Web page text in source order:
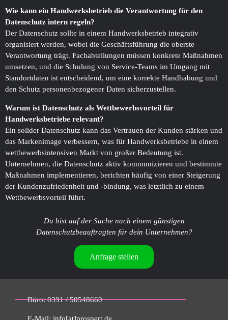
Wie kann ein Handwerksbetrieb die Verantwortung für den
Datenschutz intern regeln?
Der Datenschutz sollte in einem Handwerksbetrieb integrativ
organisiert werden, wobei die Geschäftsführung die oberste
Verantwortung trägt. Fachabteilungen müssen konkrete Maßnahmen
umsetzen, und die Schulung von Service-Teams im Umgang mit
Standortdaten ist entscheidend, um eine korrekte Handhabung und
den Schutz personenbezogener Daten sicherzustellen.
Warum ist Datenschutz als Wettbewerbsvorteil für
Handwerksbetriebe relevant?
Ein solider Datenschutz kann das Vertrauen der Kunden stärken und
das Markenimage verbessern, was für Handwerksbetriebe in einem
wettbewerbsintensiven Markt von großer Bedeutung ist.
Unternehmen, die Datenschutz aktiv kommunizieren und bestimmte
Maßnahmen implementieren, berichten häufig von einer Steigerung
der Kundenzufriedenheit und -bindung, was letztlich zu einem
Wettbewerbsvorteil führt.
Du bist auf der Suche nach einem günstigen
Datenschutzbeauftragten für dein Unternehmen?
Anfrage stellen
Büro: 0391 / 50548660
E-Mail: info[at]prospert.de